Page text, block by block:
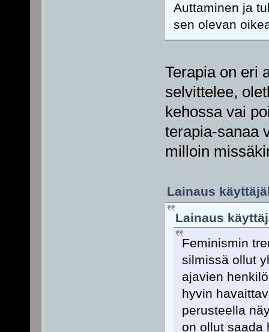
Auttaminen ja
sen olevan
Terapia on eri
selvittelee,
kehossa vai
terapia-sanaa
milloin
Lainaus
Lainaus
Feminismin
silmissä ollut
ajavien
hyvin
perusteella
on ollut saada